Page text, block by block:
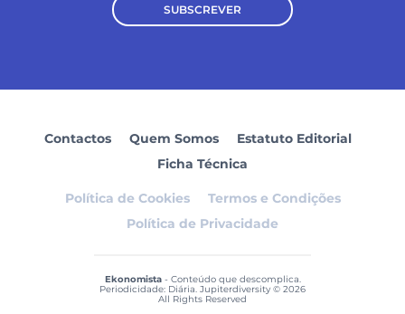
SUBSCREVER
Contactos Quem Somos
Estatuto Editorial
Ficha Técnica
Política de Cookies
Termos e Condições
Política de Privacidade
Ekonomista- Conteúdo que descomplica.
Periodicidade: Diária. Jupiterdiversity © 2026
All Rights Reserved